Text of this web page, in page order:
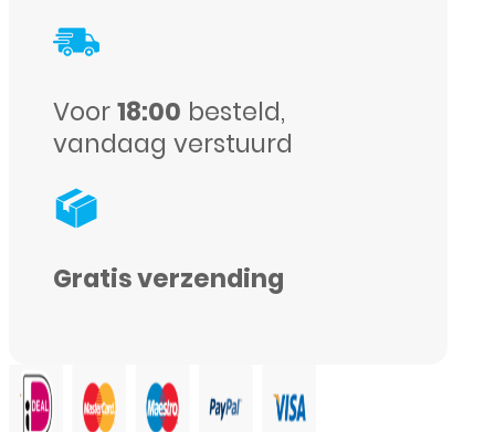
Wallet
iPhone
aantal
Voor18:00 besteld,
vandaag verstuurd
Gratis verzending